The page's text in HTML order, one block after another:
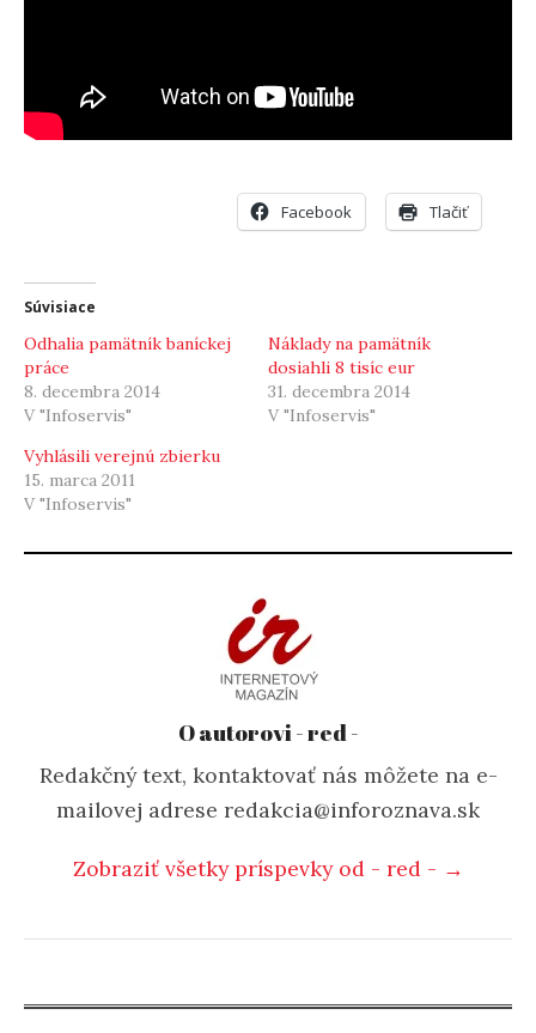
Facebook Tlačiť
Súvisiace
Odhalia pamätník baníckej
práce
8. decembra 2014
V "Infoservis"
Náklady na pamätník
dosiahli 8 tisíc eur
31. decembra 2014
V "Infoservis"
Vyhlásili verejnú zbierku
15. marca 2011
V "Infoservis"
O autorovi - red -
Redakčný text, kontaktovať nás môžete na e-
mailovej adrese redakcia@inforoznava.sk
Zobraziť všetky príspevky od - red - →